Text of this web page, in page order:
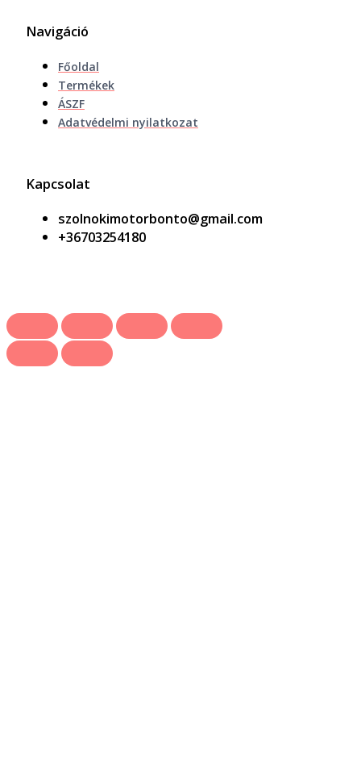
Navigáció
Főoldal
Termékek
ÁSZF
Adatvédelmi nyilatkozat
Kapcsolat
szolnokimotorbonto@gmail.com
+36703254180